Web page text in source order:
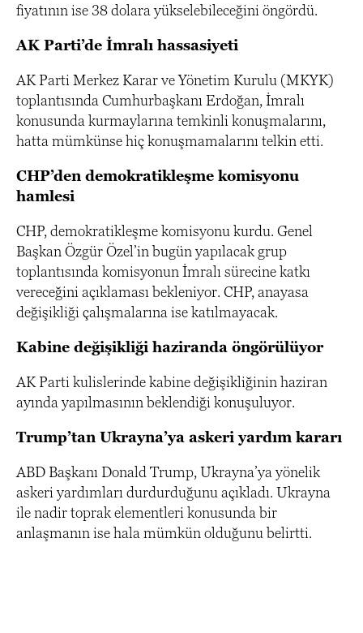
fiyatının ise 38 dolara yükselebileceğini öngördü.
AK Parti’de İmralı hassasiyeti
AK Parti Merkez Karar ve Yönetim Kurulu (MKYK)
toplantısında Cumhurbaşkanı Erdoğan, İmralı
konusunda kurmaylarına temkinli konuşmalarını,
hatta mümkünse hiç konuşmamalarını telkin etti.
CHP’den demokratikleşme komisyonu
hamlesi
CHP, demokratikleşme komisyonu kurdu. Genel
Başkan Özgür Özel’in bugün yapılacak grup
toplantısında komisyonun İmralı sürecine katkı
vereceğini açıklaması bekleniyor. CHP, anayasa
değişikliği çalışmalarına ise katılmayacak.
Kabine değişikliği haziranda öngörülüyor
AK Parti kulislerinde kabine değişikliğinin haziran
ayında yapılmasının beklendiği konuşuluyor.
Trump’tan Ukrayna’ya askeri yardım kararı
ABD Başkanı Donald Trump, Ukrayna’ya yönelik
askeri yardımları durdurduğunu açıkladı. Ukrayna
ile nadir toprak elementleri konusunda bir
anlaşmanın ise hala mümkün olduğunu belirtti.